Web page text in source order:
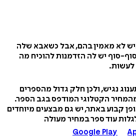
לא מאמין בהם, אבל כשאבא שלה
סוף יש לה הזדמנות להוכיח מה
לעשות.
נגיש, ולכן חלק גדול מהספרים
הקטלוגי המודפס בגב הספר.
קבוע באתר, יש גם מבצעים מיוחדים
עוד ספר במחיר מעולה
Google Play